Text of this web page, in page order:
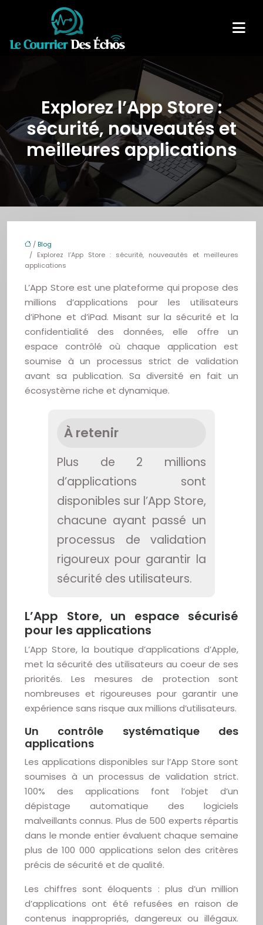
Explorez l’App Store :
sécurité, nouveautés et
meilleures applications
/ Blog
/ Explorez l’App Store : sécurité, nouveautés et meilleures
applications
L’App Store est une plateforme qui propose des
millions d’applications pour les utilisateurs
d’iPhone et d’iPad. Misant sur la sécurité et la
confidentialité des données, elle offre un
espace contrôlé où chaque application est
soumise à un processus strict de validation
avant sa publication. Sa diversité en fait un
écosystème riche et dynamique.
À retenir
Plus de 2 millions
d’applications sont
disponibles sur l’App Store,
chacune ayant passé un
processus de validation
rigoureux pour garantir la
sécurité des utilisateurs.
L’App Store, un espace sécurisé
pour les applications
L’App Store, la boutique d’applications d’Apple,
met la sécurité des utilisateurs au coeur de ses
priorités. Les mesures de protection sont
nombreuses et rigoureuses pour garantir une
expérience sans risque aux millions d’utilisateurs.
Un contrôle systématique des
applications
Les applications disponibles sur l’App Store sont
soumises à un processus de validation strict.
100% des applications font l’objet d’un
dépistage automatique des logiciels
malveillants connus. Plus de 500 experts répartis
dans le monde entier évaluent chaque semaine
plus de 100 000 applications selon des critères
précis de sécurité et de qualité.
Les chiffres sont éloquents : plus d’un million
d’applications ont été refusées en raison de
contenus inappropriés, dangereux ou illégaux.